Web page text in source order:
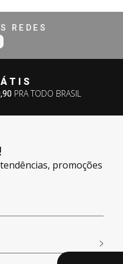
REDES
PRA TODO BRASIL
promoções